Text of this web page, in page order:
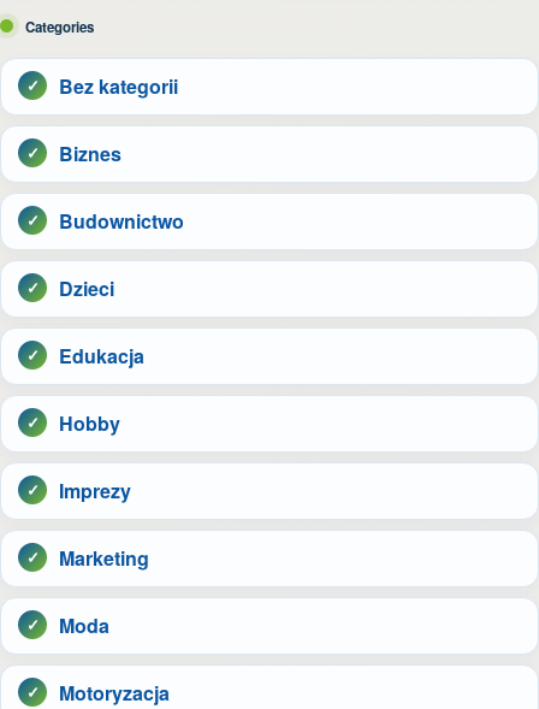
Categories
Bez kategorii
Biznes
Budownictwo
Dzieci
Edukacja
Hobby
Imprezy
Marketing
Moda
Motoryzacja